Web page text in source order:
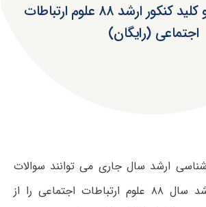
دانلود سوالات و کلید کنکور ارشد ۸۸ علوم ارتباطات
اجتماعی (رایگان)
ارشد سال جاری می توانند سوالات
کنکور کارشناسی ارشد سال ۸۸ علوم ارتباطات اجتماعی را از